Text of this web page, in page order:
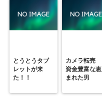
とうとうタブ
レットが来
た！！
カメラ転売
資金豊富な恵
まれた男